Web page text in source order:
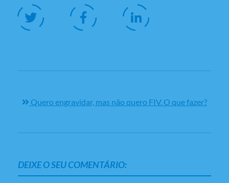
Quero engravidar, mas não quero FIV. O que fazer?
DEIXE O SEU COMENTÁRIO: